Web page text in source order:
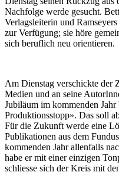
Nachfolge werde gesucht.
Verlagsleiterin und
zur Verfügung; sie höre
sich beruflich neu orientieren.
Am Dienstag verschickte der
Medien und an seine
Jubiläum im kommenden
Produktionsstopp». Das soll
Für die Zukunft werde eine
Publikationen aus dem
kommenden Jahr allenfalls
habe er mit einer einzigen
schliesse sich der Kreis mit